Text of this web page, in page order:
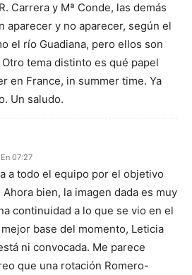
Carrera y Mª Conde, las demás
aparecer y no aparecer, según el
el río Guadiana, pero ellos son
tema distinto es qué papel
en France, in summer time. Ya
Un saludo.
07:27
a todo el equipo por el objetivo
bien, la imagen dada es muy
continuidad a lo que se vio en el
base del momento, Leticia
ni convocada. Me parece
que una rotación Romero-